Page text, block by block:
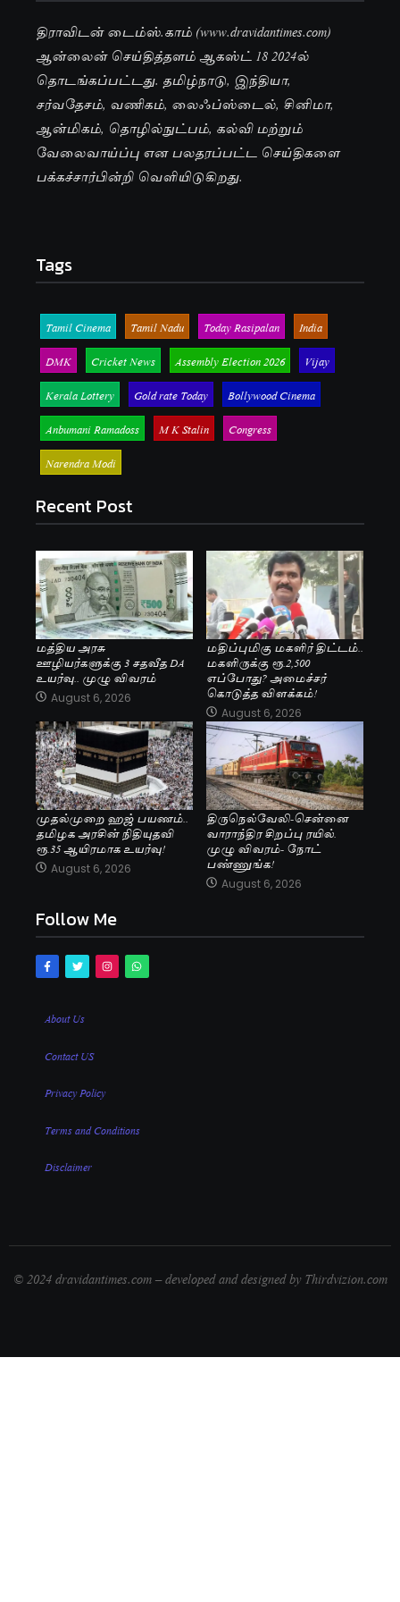
திராவிடன் டைம்ஸ்.காம் (www.dravidantimes.com)
ஆன்லைன் செய்தித்தளம் ஆகஸ்ட் 18 2024ல்
தொடங்கப்பட்டது. தமிழ்நாடு, இந்தியா,
சர்வதேசம், வணிகம், லைஃப்ஸ்டைல், சினிமா,
ஆன்மிகம், தொழில்நுட்பம், கல்வி மற்றும்
வேலைவாய்ப்பு என பலதரப்பட்ட செய்திகளை
பக்கச்சார்பின்றி வெளியிடுகிறது.
Tags
Tamil Cinema Tamil Nadu Today Rasipalan
India
DMK
Cricket News Assembly Election 2026
Vijay
Kerala Lottery
Gold rate Today
Bollywood Cinema
Anbumani Ramadoss
M K Stalin
Congress
Narendra Modi
Recent Post
மத்திய அரசு
ஊழியர்களுக்கு 3 சதவீத DA
உயர்வு.. முழு விவரம்
August 6, 2026
மதிப்புமிகு மகளிர் திட்டம்..
மகளிருக்கு ரூ.2,500
எப்போது? அமைச்சர்
கொடுத்த விளக்கம்!
August 6, 2026
முதல்முறை ஹஜ் பயணம்..
தமிழக அரசின் நிதியுதவி
ரூ.35 ஆயிரமாக உயர்வு!
August 6, 2026
திருநெல்வேலி-சென்னை
வாராந்திர சிறப்பு ரயில்.
முழு விவரம்- நோட்
பண்ணுங்க!
August 6, 2026
Follow Me
About Us
Contact US
Privacy Policy
Terms and Conditions
Disclaimer
© 2024 dravidantimes.com – developed and designed by Thirdvizion.com